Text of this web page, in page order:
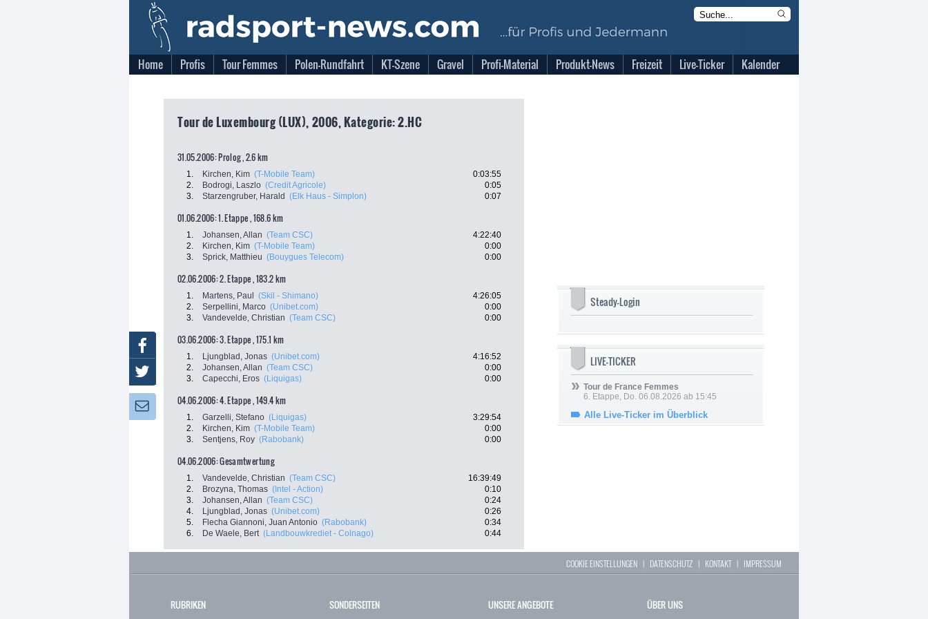
Home Profis Tour Femmes Polen-Rundfahrt KT-Szene Gravel Profi-Material Produkt-News Freizeit Live-Ticker Kalender
Tour de Luxembourg (LUX), 2006, Kategorie: 2.HC
31.05.2006: Prolog , 2.6 km
1. Kirchen, Kim (T-Mobile Team)
0:03:55
2.
Bodrogi, Laszlo (Credit Agricole)
0:05
3.
Starzengruber, Harald (Elk Haus - Simplon) 0:07
01.06.2006: 1. Etappe , 168.6 km
1. Johansen, Allan (Team CSC)
4:22:40
2.
Kirchen, Kim (T-Mobile Team)
0:00
3.
Sprick, Matthieu (Bouygues Telecom) 0:00
02.06.2006: 2. Etappe , 183.2 km
1. Martens, Paul (Skil - Shimano)
4:26:05
2.
Serpellini, Marco (Unibet.com)
0:00
3.
Vandevelde, Christian (Team CSC) 0:00
03.06.2006: 3. Etappe , 175.1 km
1. Ljungblad, Jonas (Unibet.com)
4:16:52
2.
Johansen, Allan (Team CSC)
0:00
3.
Capecchi, Eros (Liquigas) 0:00
04.06.2006: 4. Etappe , 149.4 km
1. Garzelli, Stefano (Liquigas)
3:29:54
2.
Kirchen, Kim (T-Mobile Team)
0:00
3.
Sentjens, Roy (Rabobank) 0:00
04.06.2006: Gesamtwertung
1. Vandevelde, Christian (Team CSC)
16:39:49
2.
Brozyna, Thomas (Intel - Action)
0:10
3.
Johansen, Allan (Team CSC)
0:24
4.
Ljungblad, Jonas (Unibet.com)
0:26
5.
Flecha Giannoni, Juan Antonio (Rabobank)
0:34
6.
De Waele, Bert (Landbouwkrediet - Colnago) 0:44
Steady-Login
LIVE-TICKER
Tour de France Femmes
6. Etappe, Do. 06.08.2026 ab 15:45
Alle Live-Ticker im Überblick
Facebook
Twitter
Newsletter:
COOKIE EINSTELLUNGEN | DATENSCHUTZ | KONTAKT| IMPRESSUM
RUBRIKEN SONDERSEITEN UNSERE ANGEBOTE ÜBER UNS